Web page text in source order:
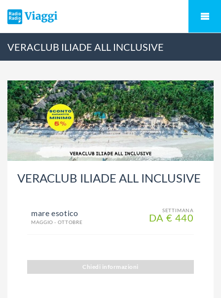
VERACLUB ILIADE ALL INCLUSIVE
VERACLUB ILIADE ALL INCLUSIVE
mare esotico
MAGGIO - OTTOBRE
SETTIMANA
DA € 440
Chiedi informazioni